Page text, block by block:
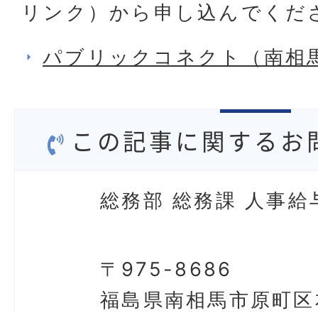
リンク）から申し込んでくだ
パブリックコネクト（南相
この記事に関するお
総務部 総務課 人事給
〒975-8686
福島県南相馬市原町